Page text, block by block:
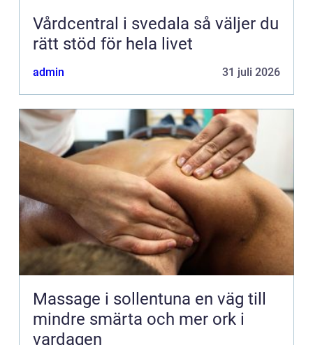
Vårdcentral i svedala så väljer du
rätt stöd för hela livet
admin 31 juli 2026
Massage i sollentuna en väg till
mindre smärta och mer ork i
vardagen